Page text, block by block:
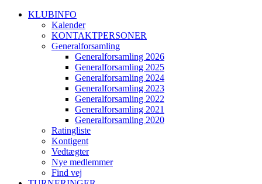
KLUBINFO
Kalender
KONTAKTPERSONER
Generalforsamling
Generalforsamling 2026
Generalforsamling 2025
Generalforsamling 2024
Generalforsamling 2023
Generalforsamling 2022
Generalforsamling 2021
Generalforsamling 2020
Ratingliste
Kontigent
Vedtægter
Nye medlemmer
Find vej